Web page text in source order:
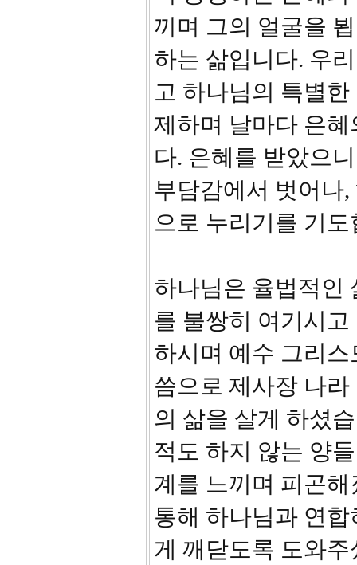
끼며 그의 얼굴을
하는 삶입니다. 우
고 하나님의 특별
제하며 날마다 은
다. 은혜를 받았으
부담감에서 벗어나
으로 누리기를 기도
하나님은 율법적인
를 불쌍히 여기시
하시며 예수 그리
씀으로 제사장 나
의 삶을 살게 하셨
적도 하지 않는 양
계를 느끼며 피곤
통해 하나님과 연
게 깨닫도록 도와